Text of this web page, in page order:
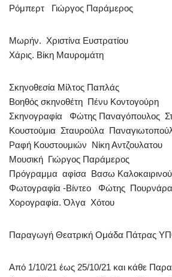
Ρόμπερτ Γιώργος Παράμερος
Μωρήν. Χριστίνα Ευστρατίου
Χάρις. Βίκη Μαυρομάτη
Σκηνοθεσία Μίλτος Παπλάς
Βοηθός σκηνοθέτη Πένυ Κοντογούρη
Σκηνογραφία Φώτης Παναγόπουλος
Κουστούμια Σταυρούλα
Ραφή Κουστουμιών Νίκη Αντζουλατου
Μουσική Γιώργος Παράμερος
Πρόγραμμα αφίσα Βασω
Φωτογραφία -Βίντεο Φώτης
Χορογραφία. Όλγα Χότου
Παραγωγή Θεατρική Ομάδα Πάτρας
Από 1/10/21 έως 25/10/21 και κάθε